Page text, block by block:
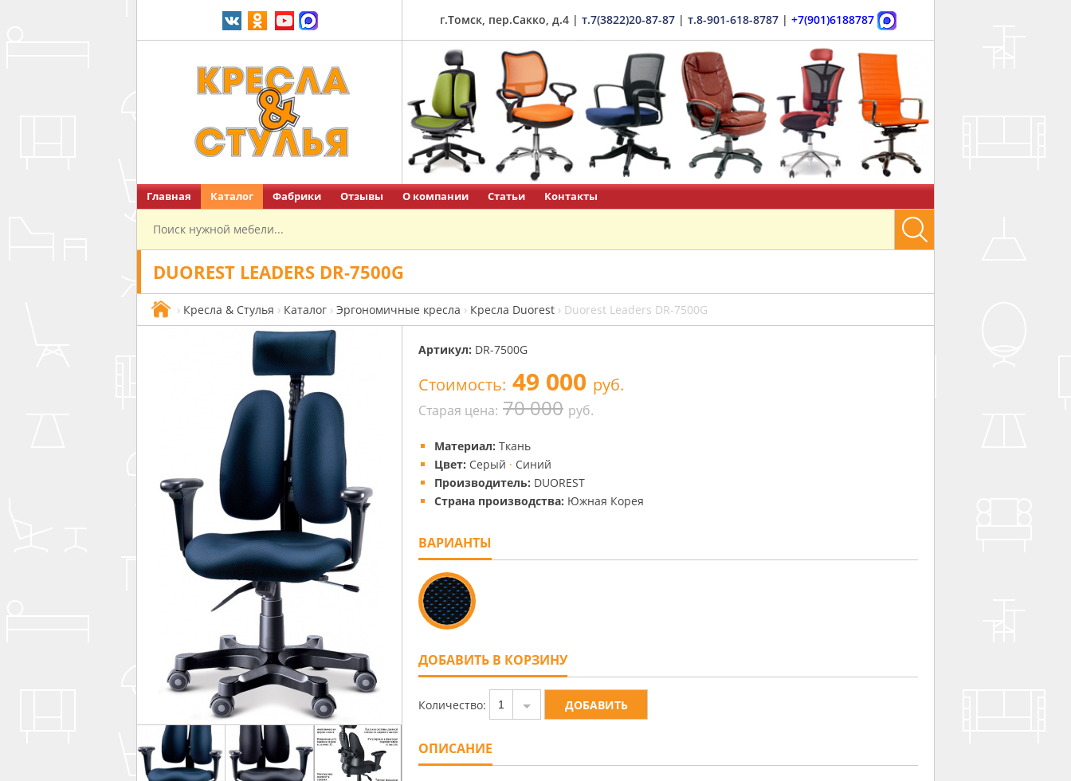
г.Томск, пер.Сакко, д.4 | т.7(3822)20-87-87 | т.8-901-618-8787 | +7(901)6188787
Главная Каталог Фабрики Отзывы О компании Статьи Контакты
DUOREST LEADERS DR-7500G
› Кресла & Стулья › Каталог › Эргономичные кресла › Кресла Duorest › Duorest Leaders DR-7500G
Артикул: DR-7500G
Стоимость: 49 000 руб.
Старая цена: 70 000 руб.
Материал: Ткань
Цвет: Серый · Синий
Производитель: DUOREST
Страна производства: Южная Корея
ВАРИАНТЫ
ДОБАВИТЬ В КОРЗИНУ
Количество: 1
ОПИСАНИЕ